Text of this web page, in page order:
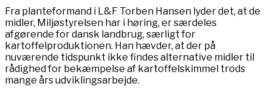
Fra planteformand i L&F Torben Hansen lyder det, at de
midler, Miljøstyrelsen har i høring, er særdeles
afgørende for dansk landbrug, særligt for
kartoffelproduktionen. Han hævder, at der på
nuværende tidspunkt ikke findes alternative midler til
rådighed for bekæmpelse af kartoffelskimmel trods
mange års udviklingsarbejde.